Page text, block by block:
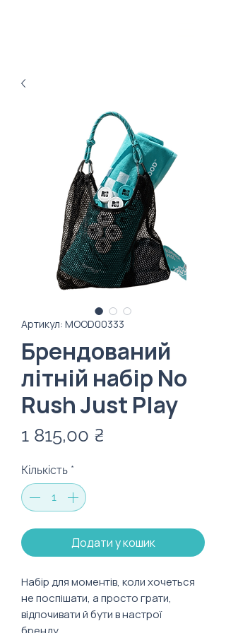
Артикул: MOOD00333
Брендований
літній набір No
Rush Just Play
1 815,00 ₴
Кількість *
Додати у кошик
Набір для моментів, коли хочеться
не поспішати, а просто грати,
відпочивати й бути в настрої